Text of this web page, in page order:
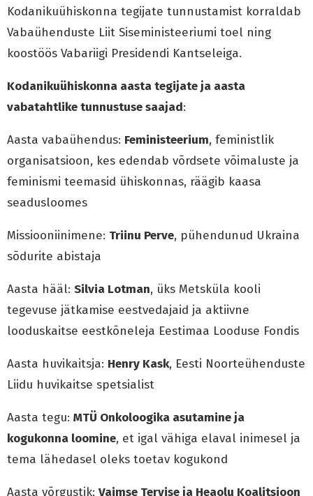
Kodanikuühiskonna tegijate tunnustamist korraldab
Vabaühenduste Liit Siseministeeriumi toel ning
koostöös Vabariigi Presidendi Kantseleiga.
Kodanikuühiskonna aasta tegijate ja aasta
vabatahtlike tunnustuse saajad:
Aasta vabaühendus: Feministeerium, feministlik
organisatsioon, kes edendab võrdsete võimaluste ja
feminismi teemasid ühiskonnas, räägib kaasa
seadusloomes
Missiooniinimene: Triinu Perve, pühendunud Ukraina
sõdurite abistaja
Aasta hääl: Silvia Lotman, üks Metsküla kooli
tegevuse jätkamise eestvedajaid ja aktiivne
looduskaitse eestkõneleja Eestimaa Looduse Fondis
Aasta huvikaitsja: Henry Kask, Eesti Noorteühenduste
Liidu huvikaitse spetsialist
Aasta tegu: MTÜ Onkoloogika asutamine ja
kogukonna loomine, et igal vähiga elaval inimesel ja
tema lähedasel oleks toetav kogukond
Aasta võrgustik: Vaimse Tervise ja Heaolu Koalitsioon